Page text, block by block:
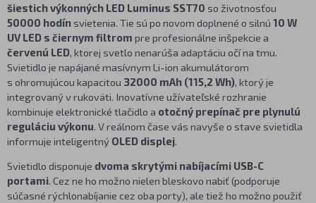
šiestich výkonných LED Luminus SST70 so životnosťou
50000 hodín svietenia. Tie sú po novom doplnené o silnú 10 W
UV LED s čiernym filtrom pre profesionálne inšpekcie a
červenú LED, ktorej svetlo nenarúša adaptáciu očí na tmu.
Svietidlo je napájané masívnym Li-ion akumulátorom
s ohromujúcou kapacitou 32000 mAh (115,2 Wh), ktorý je
integrovaný v rukoväti. Inovatívne užívateľské rozhranie
kombinuje elektronické tlačidlo a otočný prepínač pre plynulú
reguláciu výkonu. V reálnom čase vás navyše o stave svietidla
informuje inteligentný OLED displej.
Svietidlo disponuje dvoma skrytými nabíjacími USB-C
portami. Cez ne ho možno nielen bleskovo nabiť (podporuje
súčasné rýchlonabíjanie cez oba porty), ale tiež ho možno použiť